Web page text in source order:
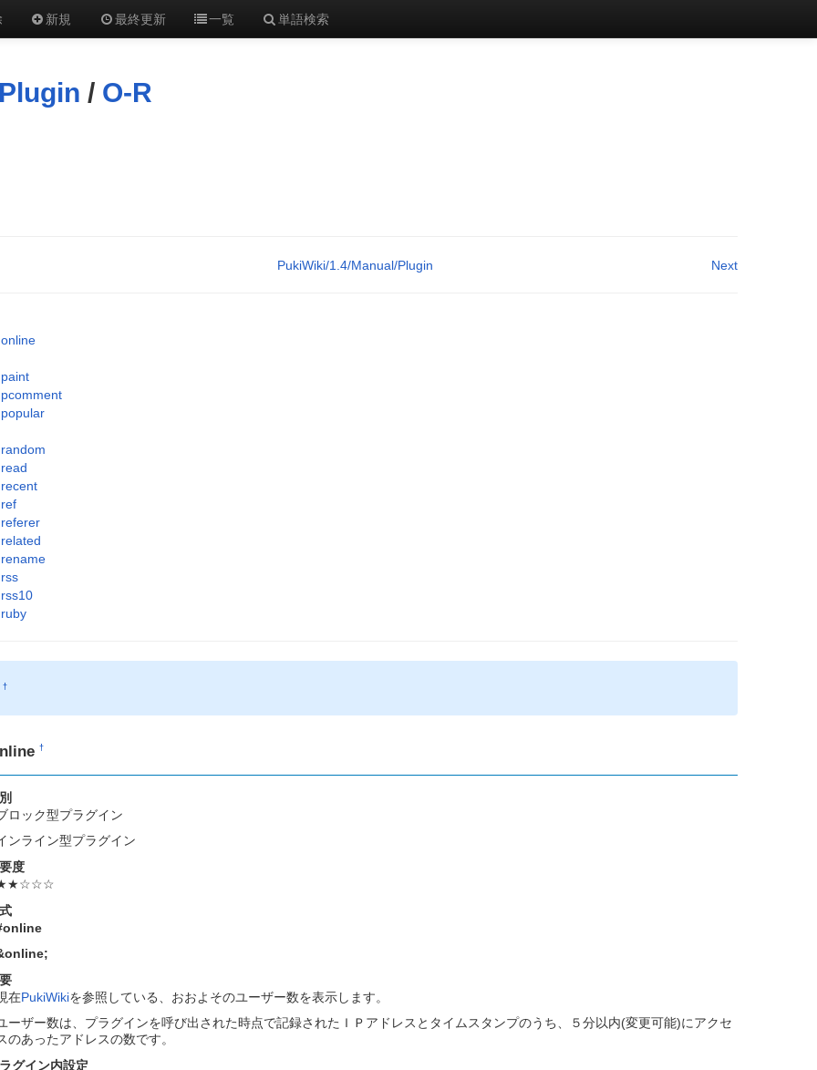
新規 最終更新 一覧 単語検索
/ O-R
Next
PukiWiki/1.4/Manual/Plugin
online
paint
pcomment
popular
random
read
recent
ref
referer
related
rename
rss
rss10
ruby
†
†
ロック型プラグイン
ンライン型プラグイン
度
;
在PukiWikiを参照している、おおよそのユーザー数を表示します。
ーザー数は、プラグインを呼び出された時点で記録されたＩＰアドレスとタイムスタンプのうち、５分以内(変更可能)にアクセ
のあったアドレスの数です。
グイン内設定